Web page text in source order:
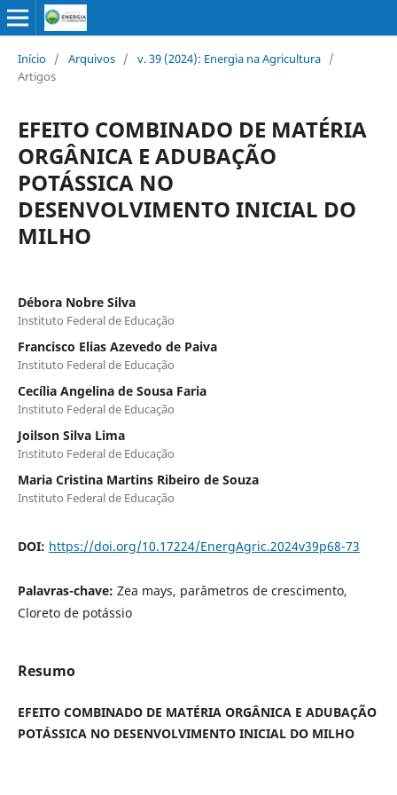
Início / Arquivos / v. 39 (2024): Energia na Agricultura /
Artigos
EFEITO COMBINADO DE MATÉRIA
ORGÂNICA E ADUBAÇÃO
POTÁSSICA NO
DESENVOLVIMENTO INICIAL DO
MILHO
Débora Nobre Silva
Instituto Federal de Educação
Francisco Elias Azevedo de Paiva
Instituto Federal de Educação
Cecília Angelina de Sousa Faria
Instituto Federal de Educação
Joilson Silva Lima
Instituto Federal de Educação
Maria Cristina Martins Ribeiro de Souza
Instituto Federal de Educação
DOI: https://doi.org/10.17224/EnergAgric.2024v39p68-73
Palavras-chave: Zea mays, parâmetros de crescimento,
Cloreto de potássio
Resumo
EFEITO COMBINADO DE MATÉRIA ORGÂNICA E ADUBAÇÃO
POTÁSSICA NO DESENVOLVIMENTO INICIAL DO MILHO